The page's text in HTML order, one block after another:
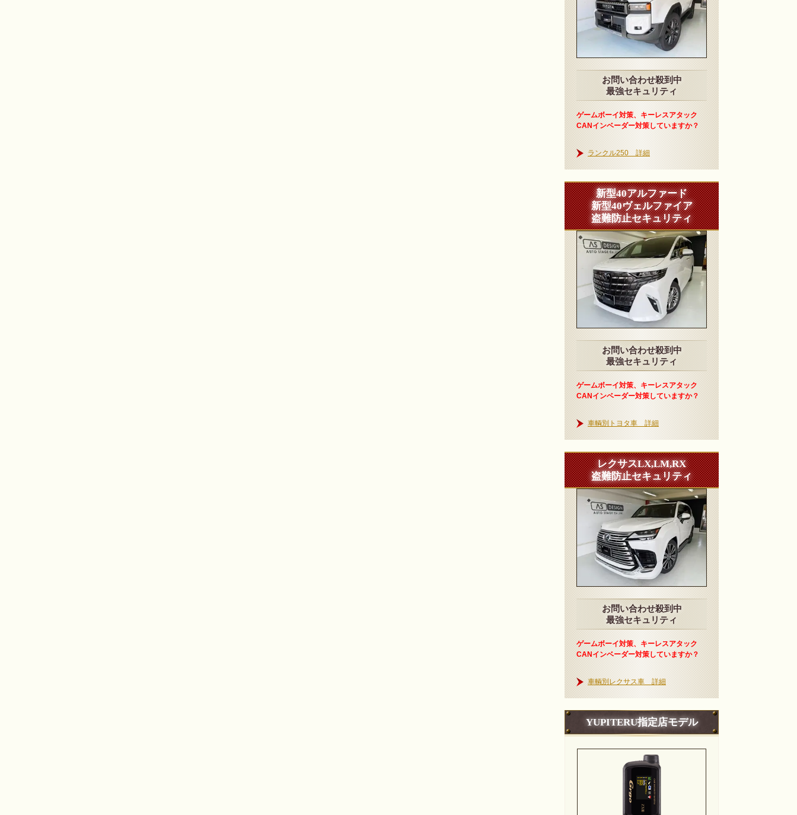
お問い合わせ殺到中
最強セキュリティ
ゲームボーイ対策、キーレスアタック
CANインベーダー対策していますか？
ランクル250 詳細
新型40アルファード
新型40ヴェルファイア
盗難防止セキュリティ
お問い合わせ殺到中
最強セキュリティ
ゲームボーイ対策、キーレスアタック
CANインベーダー対策していますか？
車輌別トヨタ車 詳細
レクサスLX,LM,RX
盗難防止セキュリティ
お問い合わせ殺到中
最強セキュリティ
ゲームボーイ対策、キーレスアタック
CANインベーダー対策していますか？
車輌別レクサス車 詳細
YUPITERU指定店モデル